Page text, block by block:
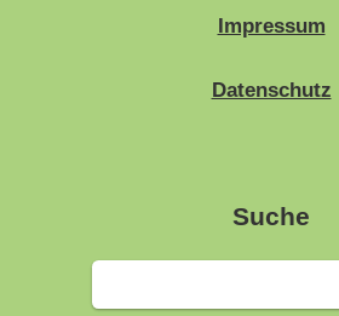
Impressum
Datenschutz
Suche
Suchen